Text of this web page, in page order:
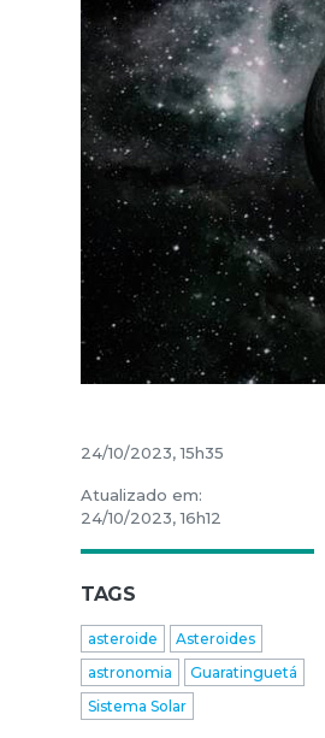
24/10/2023, 15h35
Atualizado em:
24/10/2023, 16h12
TAGS
asteroide
Asteroides
astronomia
Guaratinguetá
Sistema Solar